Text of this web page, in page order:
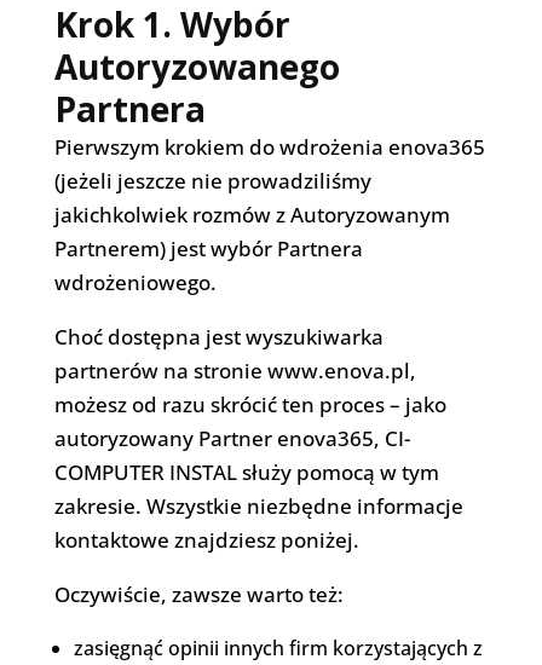
Krok 1. Wybór
Autoryzowanego
Partnera
Pierwszym krokiem do wdrożenia enova365
(jeżeli jeszcze nie prowadziliśmy
jakichkolwiek rozmów z Autoryzowanym
Partnerem) jest wybór Partnera
wdrożeniowego.
Choć dostępna jest wyszukiwarka
partnerów na stronie www.enova.pl,
możesz od razu skrócić ten proces – jako
autoryzowany Partner enova365, CI-
COMPUTER INSTAL służy pomocą w tym
zakresie. Wszystkie niezbędne informacje
kontaktowe znajdziesz poniżej.
Oczywiście, zawsze warto też:
zasięgnąć opinii innych firm korzystających z